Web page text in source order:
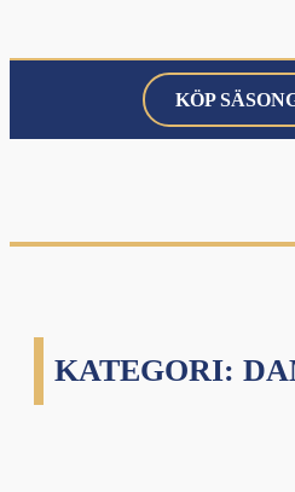
KÖP
KATEGORI: